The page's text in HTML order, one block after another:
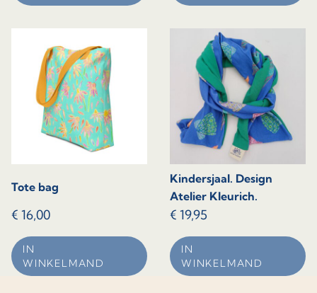
Tote bag
€ 16,00
IN
WINKELMAND
Kindersjaal. Design
Atelier Kleurich.
€ 19,95
IN
WINKELMAND